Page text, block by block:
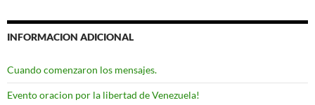
INFORMACION ADICIONAL
Cuando comenzaron los mensajes.
Evento oracion por la libertad de Venezuela!